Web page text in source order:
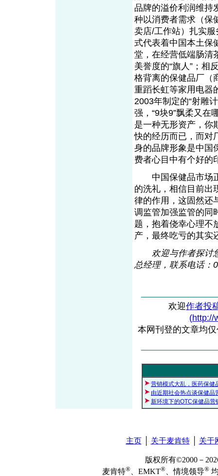
品牌的溢价利润维持
种以消费者需求（保
卖店/工作站）扎实
式代表着中国本土保
堂，在经营低端肠清
美誉度的“旗人”；相
格背离的保健品厂（
重蹈长虹等家用电器
2003年制定的“射雕
强，“9块9”飘柔又在
是一种无形资产，你
快的经历而已，而对
身的品牌形象是中国
费者心目中有个好的
中国保健品市场正
的洗礼，相信目前出
律的作用，这固然还
调监管加强监管的同
题，抱着侥幸心理不
产，最终吃亏的其实
欢迎与作者探讨
总经理，联系电话：
欢迎作者投
(http://
本网刊登的文章均
营销模式大乱，医药保健
由近期社会热点谈保健品
新环境下的OTC保健品营
主页│ 关于麦肯特│ 关于
版权所有©2000－
麦肯特® 、EMKT® 、情境领导®